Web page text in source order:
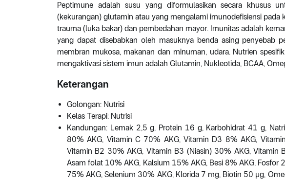
Peptimune adalah susu yang diformulasikan secara khusus
(kekurangan) glutamin atau yang mengalami imunodefisiensi pada
trauma (luka bakar) dan pembedahan mayor. Imunitas adalah
yang dapat disebabkan oleh masuknya benda asing penyebab
membran mukosa, makanan dan minuman, udara. Nutrien
mengaktivasi sistem imun adalah Glutamin, Nukleotida, BCAA,
Keterangan
Golongan: Nutrisi
Kelas Terapi: Nutrisi
Kandungan: Lemak 2,5 g, Protein 16 g, Karbohidrat 41 g,
80% AKG, Vitamin C 70% AKG, Vitamin D3 8% AKG,
Vitamin B2 30% AKG, Vitamin B3 (Niasin) 30% AKG,
Asam folat 10% AKG, Kalsium 15% AKG, Besi 8% AKG, Fosfor
75% AKG, Selenium 30% AKG, Klorida 7 mg, Biotin 50 μg,